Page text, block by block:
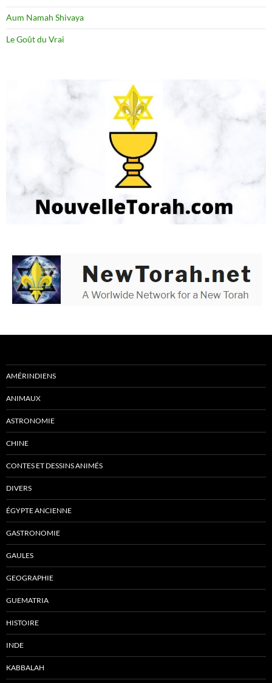
Aum Namah Shivaya
Le Goût du Vrai
AMÉRINDIENS
ANIMAUX
ASTRONOMIE
CHINE
CONTES ET DESSINS ANIMÉS
DIVERS
ÉGYPTE ANCIENNE
GASTRONOMIE
GAULES
GEOGRAPHIE
GUEMATRIA
HISTOIRE
INDE
KABBALAH